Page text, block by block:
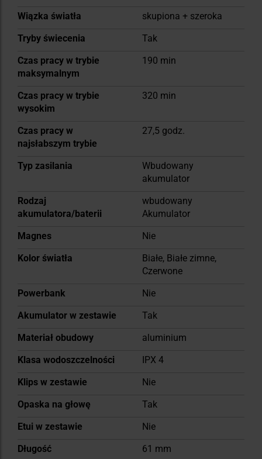
Wiązka światła
skupiona + szeroka
Tryby świecenia
Tak
Czas pracy w trybie
maksymalnym
190 min
Czas pracy w trybie
wysokim
320 min
Czas pracy w
najsłabszym trybie
27,5 godz.
Typ zasilania
Wbudowany
akumulator
Rodzaj
akumulatora/baterii
wbudowany
Akumulator
Magnes
Nie
Kolor światła
Białe, Białe zimne,
Czerwone
Powerbank
Nie
Akumulator w zestawie
Tak
Materiał obudowy
aluminium
Klasa wodoszczelności
IPX 4
Klips w zestawie
Nie
Opaska na głowę
Tak
Etui w zestawie
Nie
Długość
61 mm